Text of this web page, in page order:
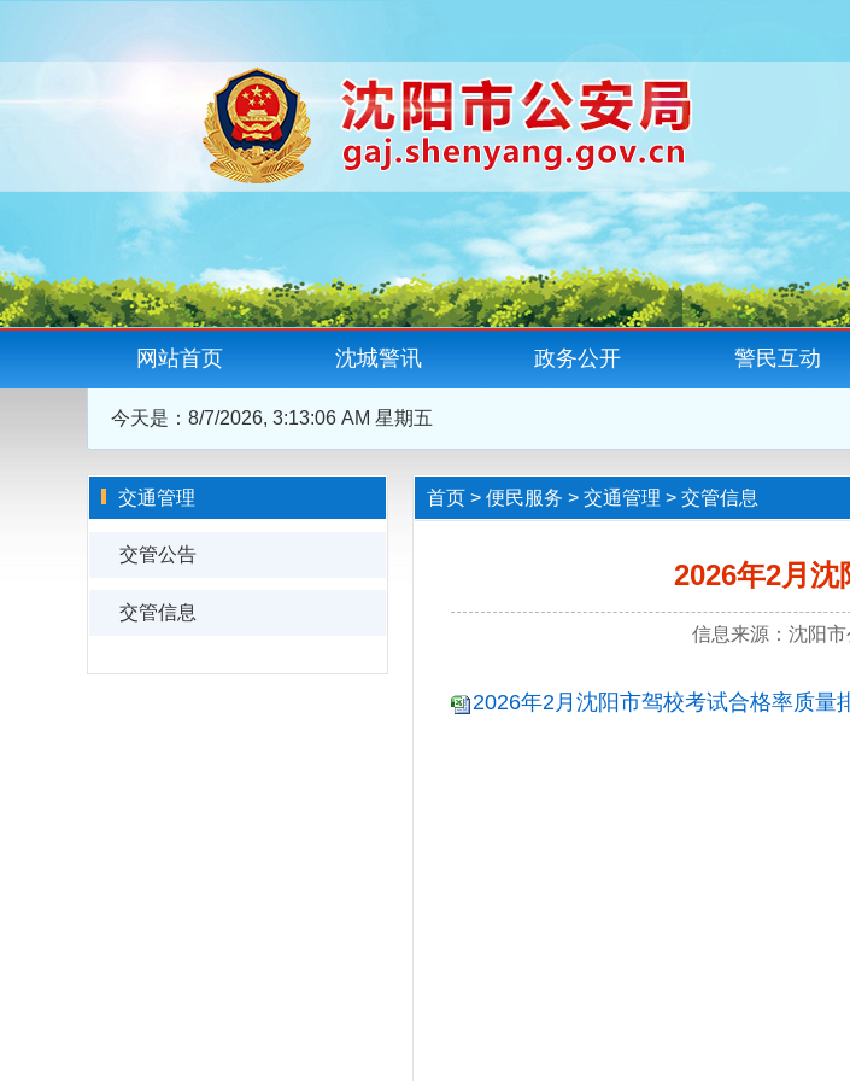
网站首页 沈城警讯 政务公开 警民互动
今天是： 8/7/2026, 3:13:06 AM 星期五
交通管理
交管公告
交管信息
首页 > 便民服务 > 交通管理 > 交管信息
2026年2月沈
信息来源：沈阳
2026年2月沈阳市驾校考试合格率质量